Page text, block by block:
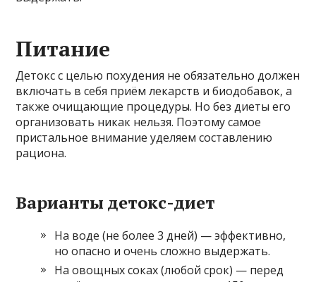
Питание
Детокс с целью похудения не обязательно должен
включать в себя приём лекарств и биодобавок, а
также очищающие процедуры. Но без диеты его
организовать никак нельзя. Поэтому самое
пристальное внимание уделяем составлению
рациона.
Варианты детокс-диет
На воде (не более 3 дней) — эффективно,
но опасно и очень сложно выдержать.
На овощных соках (любой срок) — перед